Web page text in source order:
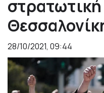
28/10/2021, 09:44